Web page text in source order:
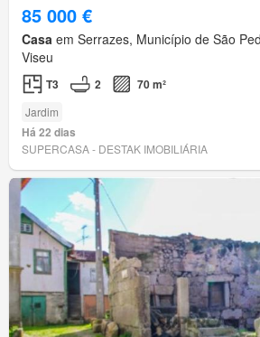
85 000 €
Casa em Serrazes, Município de São
Viseu
T3 2 70 m²
Jardim
Há 22 dias
SUPERCASA - DESTAK IMOBILIÁRIA